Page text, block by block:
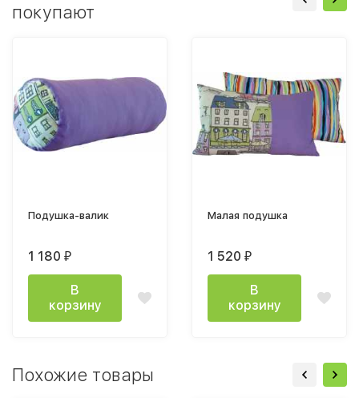
покупают
Подушка-валик
1 180 ₽
В
корзину
Малая подушка
1 520 ₽
В
корзину
Похожие товары